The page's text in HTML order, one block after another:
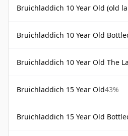
Bruichladdich 10 Year Old (old
Bruichladdich 10 Year Old
Bruichladdich 10 Year Old The
Bruichladdich 15 Year Old43%
Bruichladdich 15 Year Old